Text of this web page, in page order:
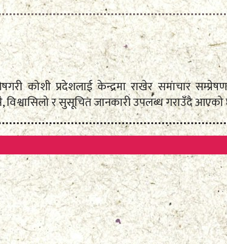
कोशी प्रदेशलाई केन्द्रमा राखेर समाचार
र सुसूचित जानकारी उपलब्ध गराउँदै